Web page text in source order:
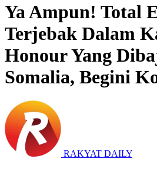
Ya Ampun! Total
Terjebak Dalam
Honour Yang
Somalia, Begini
RAKYAT DAILY